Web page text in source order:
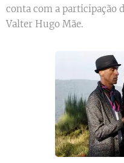
conta com a participação
Valter Hugo Mãe.